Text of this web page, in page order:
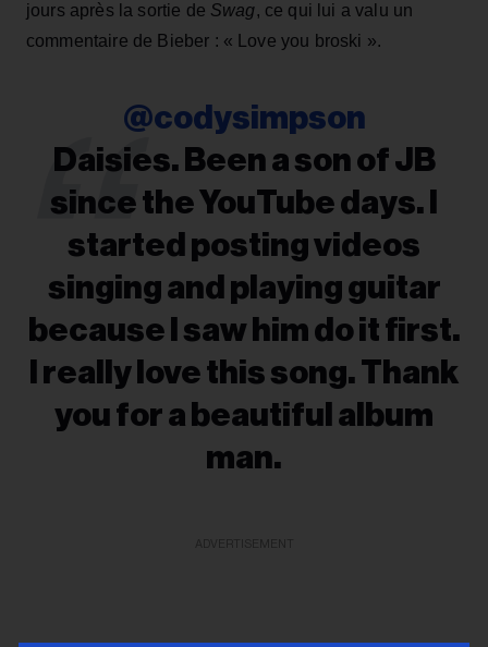
jours après la sortie de Swag, ce qui lui a valu un
commentaire de Bieber : « Love you broski ».
@codysimpson
Daisies. Been a son of JB
since the YouTube days. I
started posting videos
singing and playing guitar
because I saw him do it first.
I really love this song. Thank
you for a beautiful album
man.